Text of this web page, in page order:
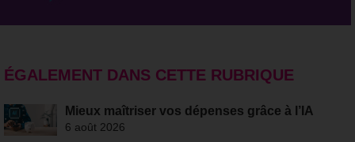
ÉGALEMENT DANS CETTE RUBRIQUE
Mieux maîtriser vos dépenses grâce à l’IA
6 août 2026